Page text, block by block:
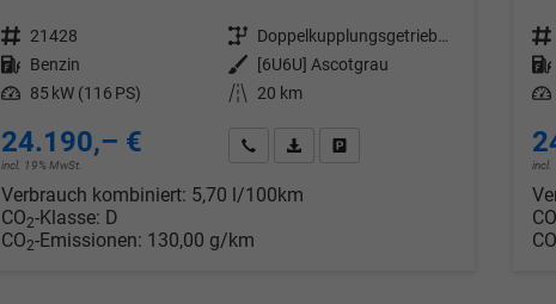
Fahrzeugnr. 21428 Getriebe
Doppelkupplungsgetriebe (DSG)
Kraftstoff Benzin Außenfarbe [6U6U] Ascotgrau
Leistung 85 kW (116 PS) Kilometerstand 20 km
24.190,– €
incl. 19% MwSt.
Wir rufen Sie an
PDF-Datei, Fahrzeugexposé drucken
Drucken, parken oder
Verbrauch kombiniert: 5,70 l/100km
CO2-Klasse: D
CO2-Emissionen: 130,00 g/km
Fahrzeugnr.
Kraftstoff
Leistung
incl.
CO
CO